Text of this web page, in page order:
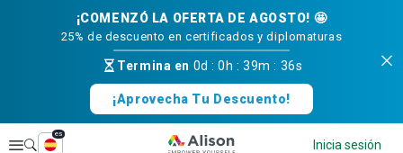
¡COMENZÓ LA OFERTA DE AGOSTO! 🤩
25% de descuento en certificados y diplomaturas
Termina en 0d :0h :39m : 36s
¡Aprovecha Tu Descuento!
Explorar
es
Inicia sesión